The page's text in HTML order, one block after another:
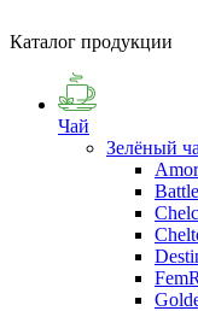
Каталог продукции
Чай
Зелёный